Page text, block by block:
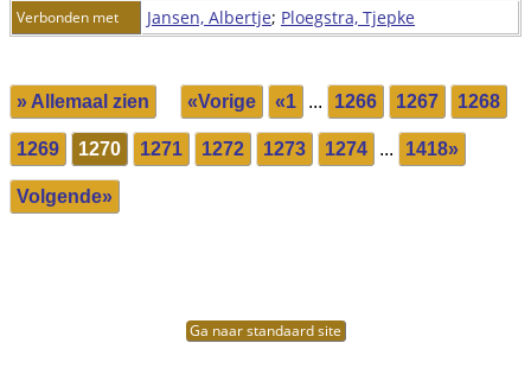
Verbonden met Jansen, Albertje; Ploegstra, Tjepke
» Allemaal zien «Vorige «1 ... 1266 1267 1268
1269 1270 1271 1272 1273 1274 ... 1418»
Volgende»
Ga naar standaard site